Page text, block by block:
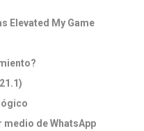
Elevated My Game
de WhatsApp